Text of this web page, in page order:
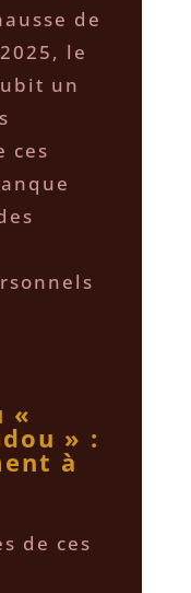
de
le
un
ces
«
» :
à
de ces